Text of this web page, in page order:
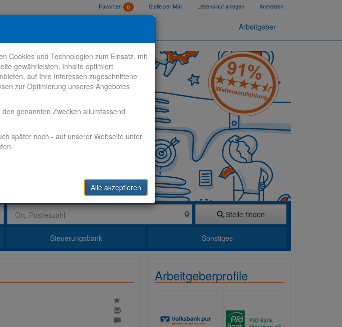
Favoriten 0 Stelle per Mail Lebenslauf anlegen Anmelden
Arbeitgeber
Stelle finden
Steuerungsbank Sonstiges
Arbeitgeberprofile
Cookies und Technologien zum Einsatz, mit
gewährleisten, Inhalte optimiert
auf Ihre Interessen zugeschnittene
zur Optimierung unseres Angebotes
genannten Zwecken allumfassend
später noch - auf unserer Webseite unter
Alle akzeptieren